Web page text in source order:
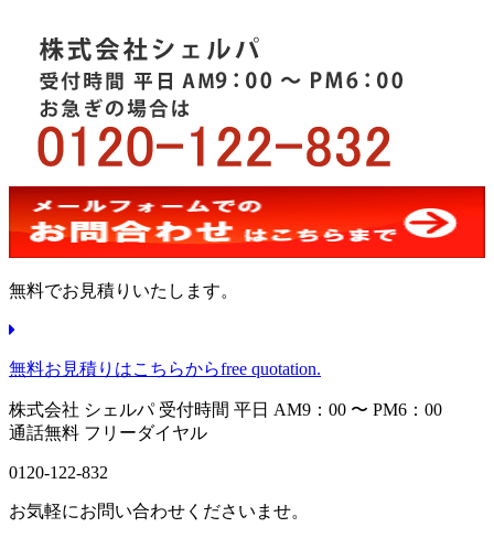
無料でお見積りいたします。
無料お見積りはこちらからfree quotation.
株式会社 シェルパ受付時間 平日 AM9：00 〜 PM6：00
通話無料 フリーダイヤル
0120-122-832
お気軽にお問い合わせくださいませ。